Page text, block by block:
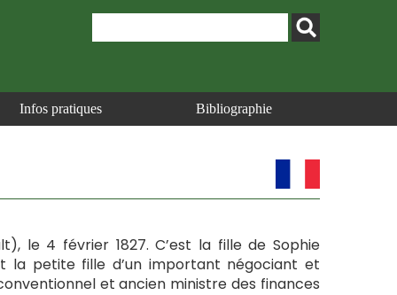
Infos pratiques Bibliographie
le 4 février 1827. C’est la fille de Sophie
la petite fille d’un important négociant et
et ancien ministre des finances